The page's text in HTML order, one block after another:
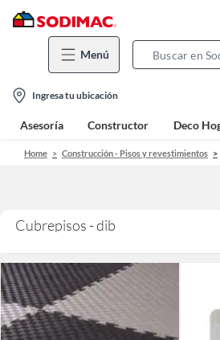
Menú
location-
icon
Ingresa tu ubicación
Asesoría Constructor Deco
Home Construcción - Pisos y revestimientos
Cubrepisos - dib